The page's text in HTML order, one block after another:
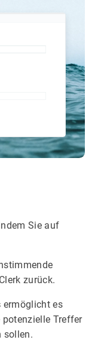
Sie auf
zurück.
ermöglicht es
potenzielle Treffer
sollen.